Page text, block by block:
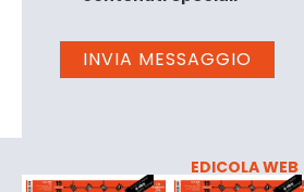
EDICOLA WEB